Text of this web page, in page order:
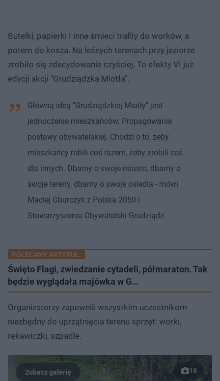
Butelki, papierki I inne śmieci trafiły do worków, a
potem do kosza. Na leśnych terenach przy jeziorze
zrobiło się zdecydowanie czyściej. To efekty VI już
edycji akcji "Grudziądzka Miotła".
Główną ideą "Grudziądzkiej Miotły" jest
jednoczenie mieszkańców. Propagowanie
postawy obywatelskiej. Chodzi o to, żeby
mieszkańcy robili coś razem, żeby zrobili coś
dla innych. Dbamy o swoje miasto, dbamy o
swoje tereny, dbamy o swoje osiedla - mówi
Maciej Gburczyk z Polska 2050 i
Stowarzyszenia Obywatelski Grudziądz.
POLECANY ARTYKUŁ:
Święto Flagi, zwiedzanie cytadeli, półmaraton. Tak
będzie wyglądała majówka w G…
Organizatorzy zapewnili wszystkim uczestnikom
niezbędny do uprzątnięcia terenu sprzęt: worki,
rękawiczki, szpadle.
18